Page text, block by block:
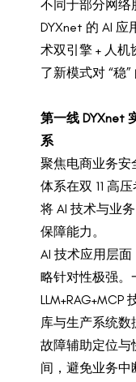
不同于部分网络
DYXnet 的 AI 应
术双引擎 + 人机
了新模式对 “稳”
第一线 DYXnet
系
聚焦电商业务安
体系在双 11 高
将 AI 技术与业
保障能力。
AI 技术应用层面
略针对性极强。
库与生产系统数
故障辅助定位与
间，避免业务中